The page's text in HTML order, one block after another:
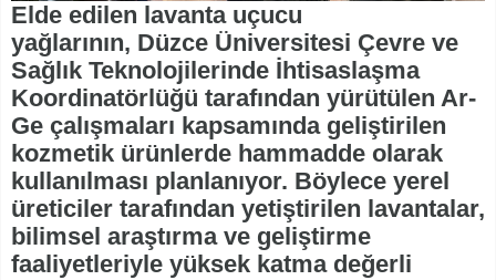
Elde edilen lavanta uçucu
yağlarının, Düzce Üniversitesi Çevre ve
Sağlık Teknolojilerinde İhtisaslaşma
Koordinatörlüğü tarafından yürütülen Ar-
Ge çalışmaları kapsamında geliştirilen
kozmetik ürünlerde hammadde olarak
kullanılması planlanıyor. Böylece yerel
üreticiler tarafından yetiştirilen lavantalar,
bilimsel araştırma ve geliştirme
faaliyetleriyle yüksek katma değerli